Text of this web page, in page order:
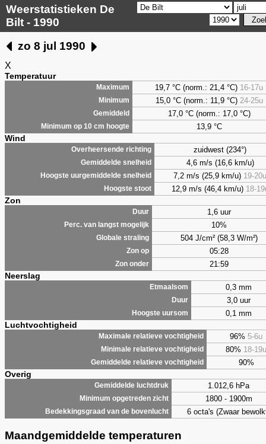
Weerstatistieken De
Bilt - 1990
zo 8 jul 1990
X
Temperatuur
Maximum 19,7 °C (norm.: 21,4 °C) 16-17u
Minimum 15,0 °C (norm.: 11,9 °C) 24-25u
Gemiddeld 17,0 °C (norm.: 17,0 °C)
Minimum op 10 cm hoogte 13,9 °C
Wind
Overheersende richting zuidwest (234°)
Gemiddelde snelheid 4,6 m/s (16,6 km/u)
Hoogste uurgemiddelde snelheid 7,2 m/s (25,9 km/u) 19-20u
Hoogste stoot 12,9 m/s (46,4 km/u) 18-
Zon
Duur 1,6 uur
Perc. van langst mogelijk 10%
Globale straling 504 J/cm² (58,3 W/m²)
Zon op 05:28
Zon onder 21:59
Neerslag
Etmaalsom 0,3 mm
Duur 3,0 uur
Hoogste uursom 0,1 mm
Luchtvochtigheid
Maximale relatieve vochtigheid 96% 5-6u
Minimale relatieve vochtigheid 80% 18-19u
Gemiddelde relatieve vochtigheid 90%
Overig
Gemiddelde luchtdruk 1.012,6 hPa
Minimum opgetreden zicht 1800 - 1900m
Bedekkingsgraad van de bovenlucht 6 octa's (Zwaar
Maandgemiddelde temperaturen